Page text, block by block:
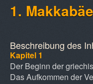
1.
Beschreibung des
Kapitel 1
Der Beginn der
Das Aufkommen der